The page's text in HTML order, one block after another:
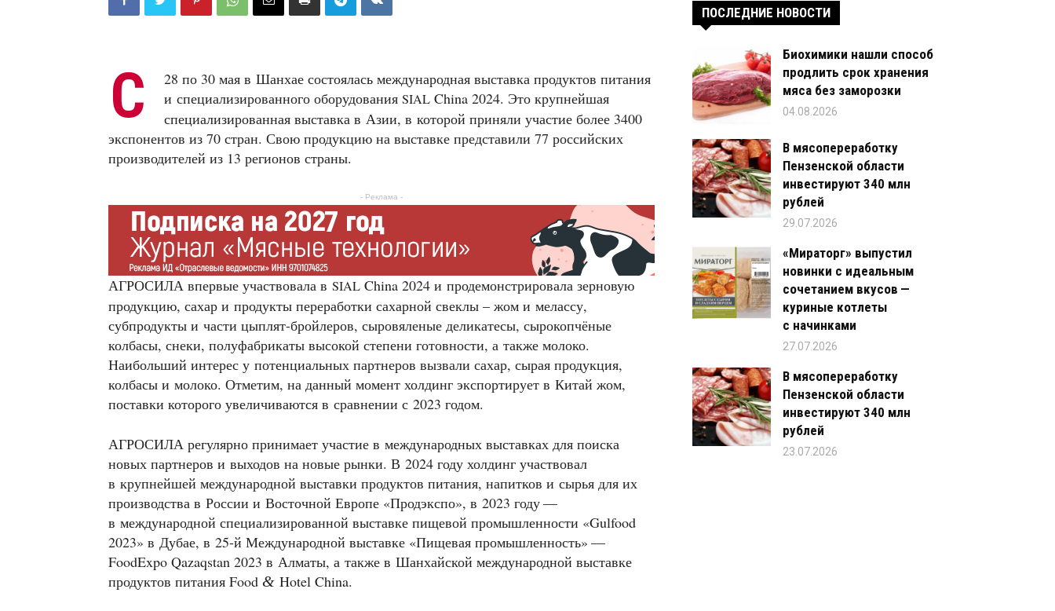
С
28 по 30 мая в Шанхае состоялась международная выставка продуктов питания
и специализированного оборудования SIAL China 2024. Это крупнейшая
специализированная выставка в Азии, в которой приняли участие более 3400
экспонентов из 70 стран. Свою продукцию на выставке представили 77 российских
производителей из 13 регионов страны.
- Реклама -
АГРОСИЛА впервые участвовала в SIAL China 2024 и продемонстрировала зерновую
продукцию, сахар и продукты переработки сахарной свеклы – жом и мелассу,
субпродукты и части цыплят-бройлеров, сыровяленые деликатесы, сырокопчёные
колбасы, снеки, полуфабрикаты высокой степени готовности, а также молоко.
Наибольший интерес у потенциальных партнеров вызвали сахар, сырая продукция,
колбасы и молоко. Отметим, на данный момент холдинг экспортирует в Китай жом,
поставки которого увеличиваются в сравнении с 2023 годом.
АГРОСИЛА регулярно принимает участие в международных выставках для поиска
новых партнеров и выходов на новые рынки. В 2024 году холдинг участвовал
в крупнейшей международной выставки продуктов питания, напитков и сырья для их
производства в России и Восточной Европе «Продэкспо», в 2023 году —
в международной специализированной выставке пищевой промышленности «Gulfood
2023» в Дубае, в 25‑й Международной выставке «Пищевая промышленность» —
FoodExpo Qazaqstan 2023 в Алматы, а также в Шанхайской международной выставке
продуктов питания Food & Hotel China.
ПОСЛЕДНИЕ НОВОСТИ
Биохимики нашли способ
продлить срок хранения
мяса без заморозки
04.08.2026
В мясопереработку
Пензенской области
инвестируют 340 млн
рублей
29.07.2026
«Мираторг» выпустил
новинки с идеальным
сочетанием вкусов —
куриные котлеты
с начинками
27.07.2026
В мясопереработку
Пензенской области
инвестируют 340 млн
рублей
23.07.2026